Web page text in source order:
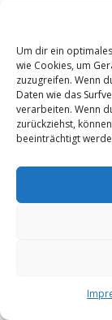
Um dir ein
wie Cookies, um
zuzugreifen. Wenn
Daten wie das
verarbeiten. Wenn
zurückziehst,
beeinträchtigt
20. Juni 2021
Die